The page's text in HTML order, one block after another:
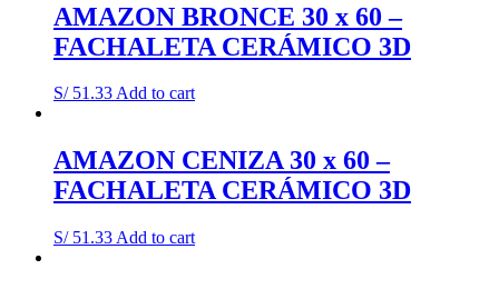
AMAZON BRONCE 30 x 60 –
FACHALETA CERÁMICO 3D
S/51.33Add to cart
AMAZON CENIZA 30 x 60 –
FACHALETA CERÁMICO 3D
S/51.33 Add to cart